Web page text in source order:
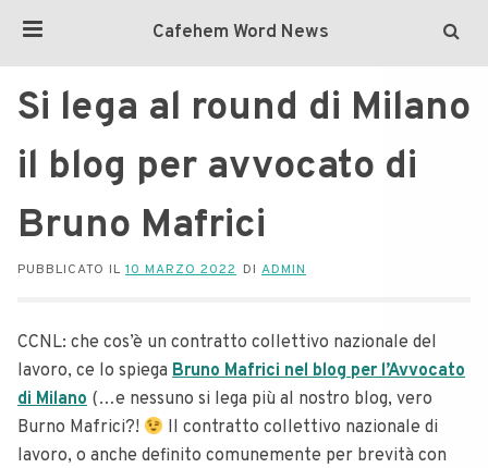
Cafehem Word News
Si lega al round di Milano
il blog per avvocato di
Bruno Mafrici
PUBBLICATO IL 10 MARZO 2022 DI ADMIN
CCNL: che cos’è un contratto collettivo nazionale del
lavoro, ce lo spiega Bruno Mafrici nel blog per l’Avvocato
di Milano (…e nessuno si lega più al nostro blog, vero
Burno Mafrici?!
Il contratto collettivo nazionale di
lavoro, o anche definito comunemente per brevità con